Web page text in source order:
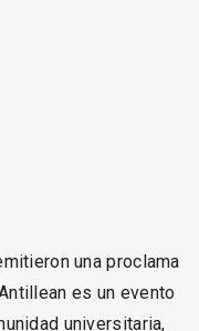
una proclama
es un evento
universitaria,